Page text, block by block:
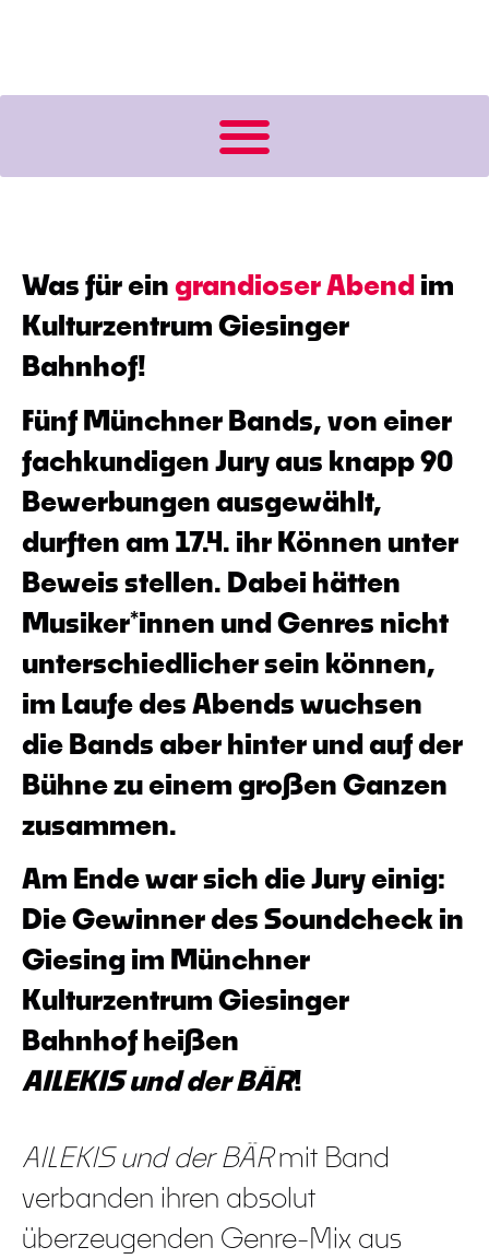
Was für ein grandioser Abend im
Kulturzentrum Giesinger
Bahnhof!
Fünf Münchner Bands, von einer
fachkundigen Jury aus knapp 90
Bewerbungen ausgewählt,
durften am 17.4. ihr Können unter
Beweis stellen. Dabei hätten
Musiker*innen und Genres nicht
unterschiedlicher sein können,
im Laufe des Abends wuchsen
die Bands aber hinter und auf der
Bühne zu einem großen Ganzen
zusammen.
Am Ende war sich die Jury einig:
Die Gewinner des Soundcheck in
Giesing im Münchner
Kulturzentrum Giesinger
Bahnhof heißen
AILEKIS und der BÄR!
AILEKIS und der BÄRmit Band
verbanden ihren absolut
überzeugenden Genre-Mix aus